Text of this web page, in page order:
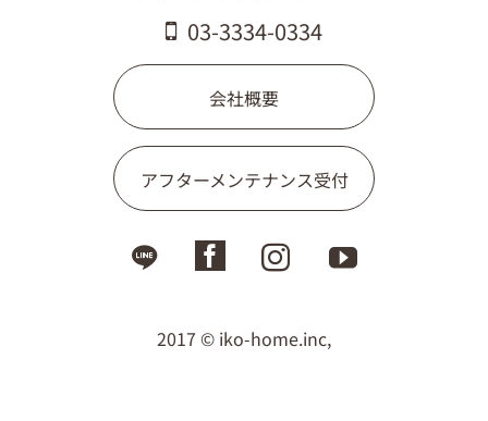
03-3334-0334
会社概要
アフターメンテナンス受付
2017 © iko-home.inc,